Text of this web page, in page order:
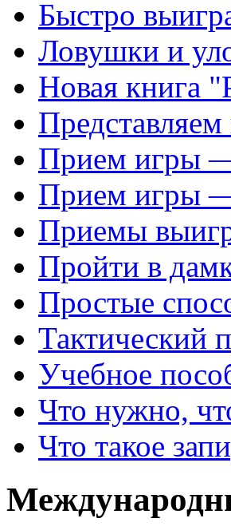
Быстро
Ловушки и
Новая книга
Прием игры
Прием игры
Приемы
Пройти в
Простые
Тактический
Учебное
Что нужно,
Что такое